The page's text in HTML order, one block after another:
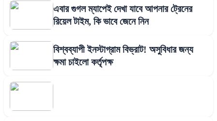
এবার গুগল ম্যাপেই দেখা যাবে আপনার ট্রেনের
রিয়েল টাইম, কি ভাবে জেনে নিন
বিশ্বব্যাপী ইনস্টাগ্রাম বিভ্রাট! অসুবিধার জন্য
ক্ষমা চাইলো কর্তৃপক্ষ